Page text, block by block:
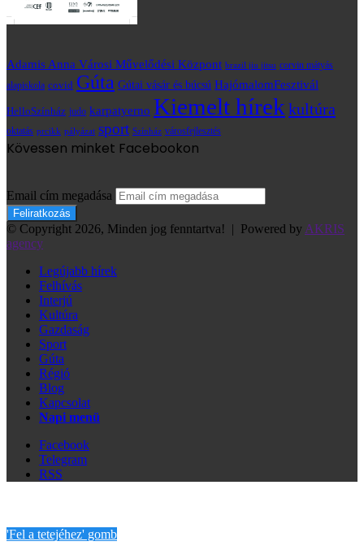
Adamis Anna Városi Művelődési Központ brazil jiu jitsu corvin mátyás
alapiskola covid Gúta Gútai vásár és búcsú HajómalomFesztivál
HelloSzínház judo karpatyerno Kiemelt hírek kultúra
oktatás prcikk pályázat sport Színház városfejlesztés
Kövessen minket Facebookon
Email cím megadása
© Copyright 2026, Minden jog fenntartva! | Powered by AKRIS
agency
Legújabb hírek
Felhívás
Interjú
Kultúra
Gazdaság
Sport
Gúta
Régió
Blog
Kapcsolat
Napi menü
Facebook
Telegram
RSS
'Fel a tetejéhez' gomb